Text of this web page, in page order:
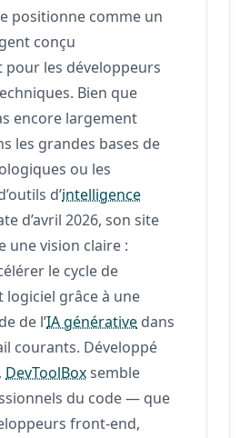
positionne comme un
conçu
les développeurs
Bien que
encore largement
les grandes bases de
ou les
d’intelligence
d’avril 2026, son site
une vision claire :
le cycle de
logiciel grâce à une
de l’IA générative dans
courants. Développé
DevToolBoxsemble
du code — que
front-end,